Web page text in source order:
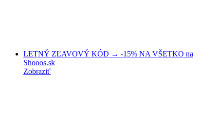
LETNÝ ZĽAVOVÝ KÓD → -15% NA VŠETKO na
Shooos.sk
Zobraziť